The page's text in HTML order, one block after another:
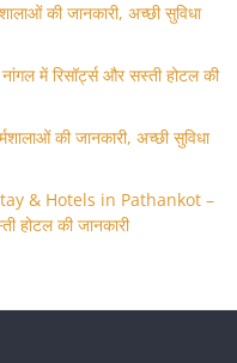
की जानकारी, अच्छी सुविधा
में रिसॉर्ट्स और सस्ती होटल की
की जानकारी, अच्छी सुविधा
& Hotels in Pathankot –
होटल की जानकारी